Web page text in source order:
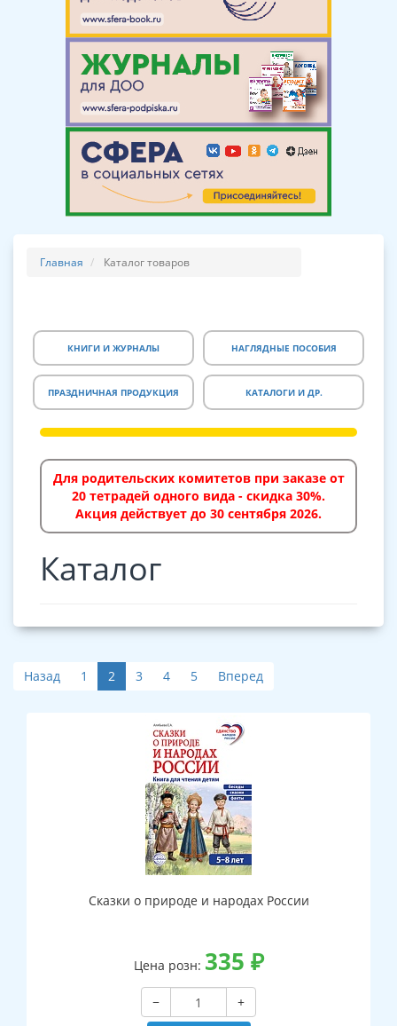
Главная Каталог товаров
КНИГИ И ЖУРНАЛЫ НАГЛЯДНЫЕ ПОСОБИЯ
ПРАЗДНИЧНАЯ ПРОДУКЦИЯ КАТАЛОГИ И ДР.
Для родительских комитетов при заказе от
20 тетрадей одного вида - скидка 30%.
Акция действует до 30 сентября 2026.
Каталог
Назад 1 2 3 4 5 Вперед
Сказки о природе и народах России
Цена розн: 335 ₽
−
+